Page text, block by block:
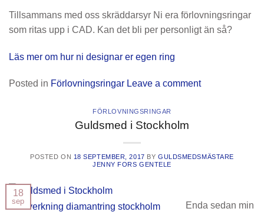
Tillsammans med oss skräddarsyr Ni era förlovningsringar
som ritas upp i CAD. Kan det bli per personligt än så?
Läs mer om hur ni designar er egen ring
Posted in Förlovningsringar Leave a comment
FÖRLOVNINGSRINGAR
Guldsmed i Stockholm
POSTED ON 18 SEPTEMBER, 2017 BY GULDSMEDSMÄSTARE
JENNY FORS GENTELE
18
sep
Enda sedan min